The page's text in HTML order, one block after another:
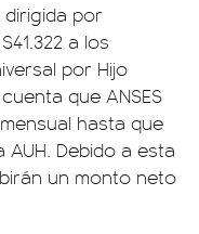
dirigida por
a los
por Hijo
que ANSES
hasta que
Debido a esta
un monto neto